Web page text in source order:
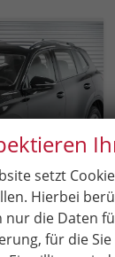
setzt
Hierbei
die Daten
für die